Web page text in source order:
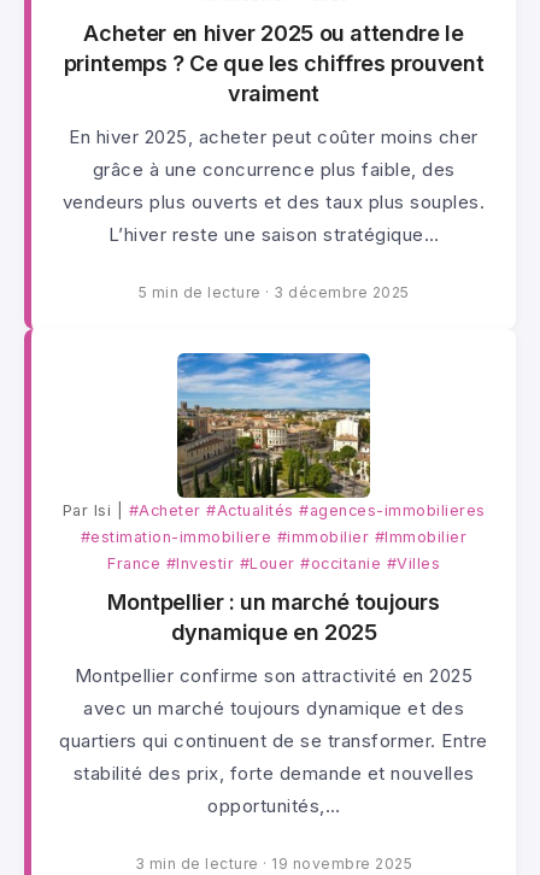
Acheter en hiver 2025 ou attendre le
printemps ? Ce que les chiffres prouvent
vraiment
En hiver 2025, acheter peut coûter moins cher
grâce à une concurrence plus faible, des
vendeurs plus ouverts et des taux plus souples.
L’hiver reste une saison stratégique…
5 min de lecture · 3 décembre 2025
Par lsi | #Acheter #Actualités #agences-immobilieres
#estimation-immobiliere #immobilier #Immobilier
France #Investir #Louer #occitanie #Villes
Montpellier : un marché toujours
dynamique en 2025
Montpellier confirme son attractivité en 2025
avec un marché toujours dynamique et des
quartiers qui continuent de se transformer. Entre
stabilité des prix, forte demande et nouvelles
opportunités,…
3 min de lecture · 19 novembre 2025